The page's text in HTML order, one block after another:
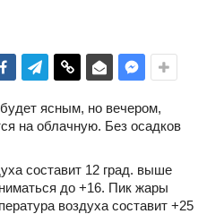
ясным, но вечером,
на облачную. Без осадков
составит 12 град. выше
до +16. Пик жары
воздуха составит +25